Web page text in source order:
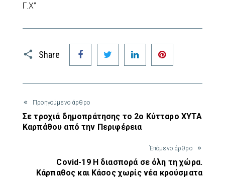
Γ.Χ”
Share
Facebook Twitter LinkedIn
Προηγούμενο άρθρο
Σε τροχιά δημοπράτησης το 2ο Κύτταρο ΧΥΤΑ
Καρπάθου από την Περιφέρεια
Έπόμενο άρθρο
Covid-19 Η διασπορά σε όλη τη χώρα.
Κάρπαθος και Κάσος χωρίς νέα κρούσματα